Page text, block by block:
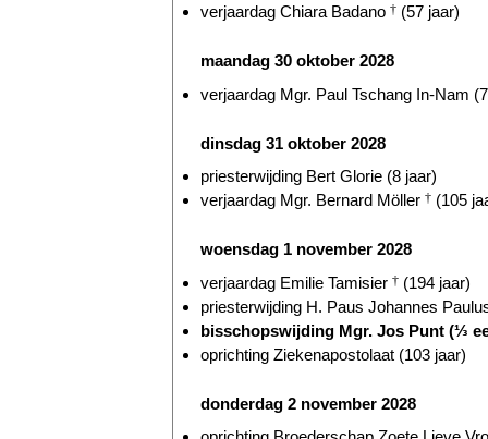
verjaardag Chiara Badano † (57 jaar)
maandag 30 oktober 2028
verjaardag Mgr. Paul Tschang In-Nam
dinsdag 31 oktober 2028
priesterwijding Bert Glorie (8 jaar)
verjaardag Mgr. Bernard Möller † (105
woensdag 1 november 2028
verjaardag Emilie Tamisier † (194 jaar)
priesterwijding H. Paus Johannes
bisschopswijding Mgr. Jos Punt (⅓
oprichting Ziekenapostolaat (103 jaar)
donderdag 2 november 2028